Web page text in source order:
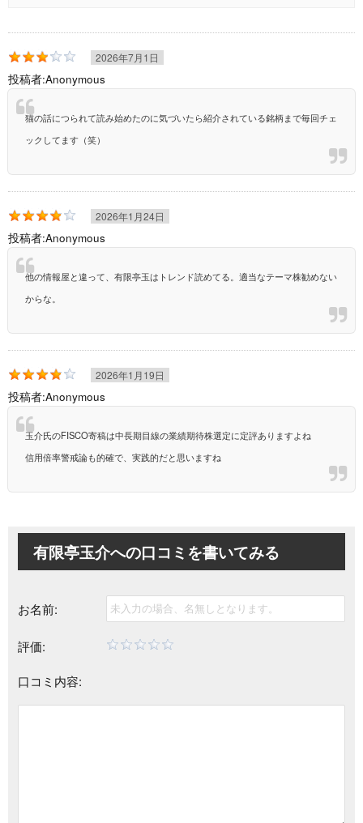
2026年7月1日
投稿者:Anonymous
猫の話につられて読み始めたのに気づいたら紹介されている銘柄まで毎回チェ
ックしてます（笑）
2026年1月24日
投稿者:Anonymous
他の情報屋と違って、有限亭玉はトレンド読めてる。適当なテーマ株勧めない
からな。
2026年1月19日
投稿者:Anonymous
玉介氏のFISCO寄稿は中長期目線の業績期待株選定に定評ありますよね
信用倍率警戒論も的確で、実践的だと思いますね
有限亭玉介への口コミを書いてみる
お名前:
評価:
口コミ内容: